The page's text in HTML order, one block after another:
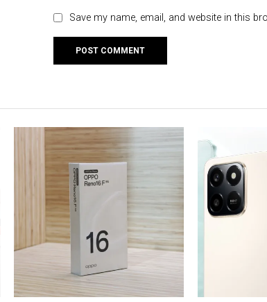
Save my name, email, and website in this